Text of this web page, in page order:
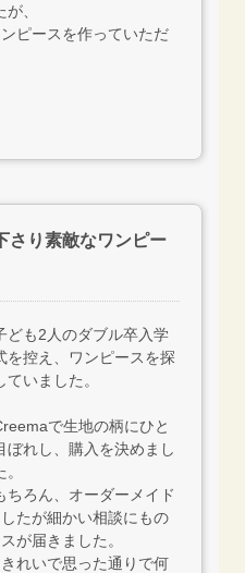
が、
ピースを作っていただ
さり素敵なワンピー
ども2人のダブル卒入学
を控え、ワンピースを探
ていました。
で生地の柄にひと
ぼれし、購入を決めまし
。
ちろん、オーダーメイド
たが細かい相談にもの
が届きました。
れいで思った通りで何